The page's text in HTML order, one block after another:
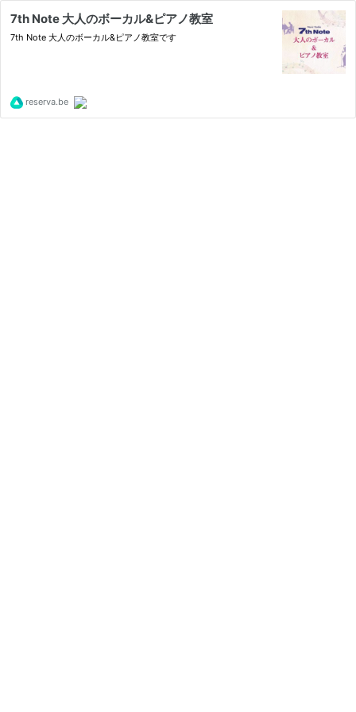
7th Note 大人のボーカル&ピアノ教室
7th Note 大人のボーカル&ピアノ教室です
reserva.be